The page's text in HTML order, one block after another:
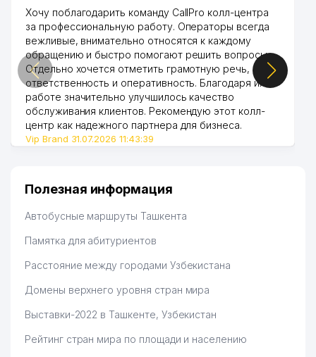
Хочу поблагодарить команду CallPro колл-центра
за профессиональную работу. Операторы всегда
вежливые, внимательно относятся к каждому
обращению и быстро помогают решить вопросы.
Отдельно хочется отметить грамотную речь,
ответственность и оперативность. Благодаря их
работе значительно улучшилось качество
обслуживания клиентов. Рекомендую этот колл-
центр как надежного партнера для бизнеса.
Vip Brand 31.07.2026 11:43:39
Полезная информация
Автобусные маршруты Ташкента
Памятка для абитуриентов
Расстояние между городами Узбекистана
Домены верхнего уровня стран мира
Выставки-2022 в Ташкенте, Узбекистан
Рейтинг стран мира по площади и населению